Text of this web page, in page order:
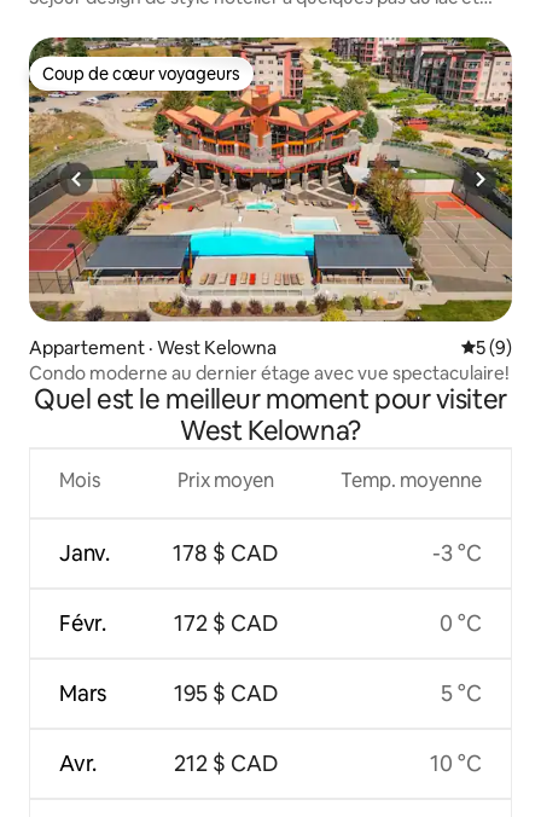
Coup de cœur voyageurs
Coup de cœur voyageurs
Appartement · West Kelowna Note
5 (9)
Condo moderne au dernier étage avec vue spectaculaire!
Quel est le meilleur moment pour visiter
West Kelowna?
Mois
Janv.
Févr.
Mars
Avr.
Prix moyen
178 $ CAD
172 $ CAD
195 $ CAD
212 $ CAD
Temp. moyenne
-3 °C
0 °C
5 °C
10 °C